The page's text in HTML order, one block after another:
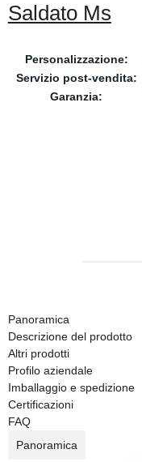
Saldato Ms
Personalizzazione:
Servizio post-vendita:
Garanzia:
Panoramica
Descrizione del prodotto
Altri prodotti
Profilo aziendale
Imballaggio e spedizione
Certificazioni
FAQ
Panoramica